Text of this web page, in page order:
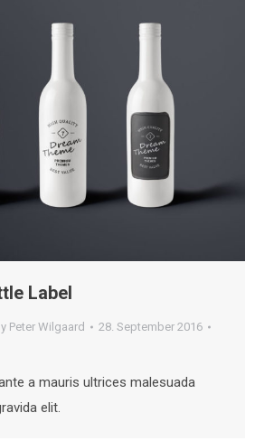
Label
Peter Wilgaard
28. September 2016
a mauris ultrices malesuada
elit.